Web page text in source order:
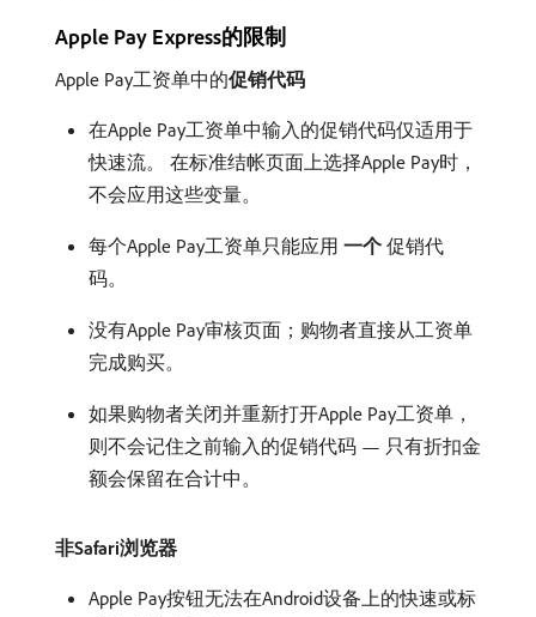
Apple Pay Express的限制
Apple Pay工资单中的​促销代码
在Apple Pay工资单中输入的促销代码仅适用于
快速流。 在标准结帐页面上选择Apple Pay时，
不会应用这些变量。
每个Apple Pay工资单只能应用​ 一个 ​促销代
码。
没有Apple Pay审核页面；购物者直接从工资单
完成购买。
如果购物者关闭并重新打开Apple Pay工资单，
则不会记住之前输入的促销代码 — 只有折扣金
额会保留在合计中。
非Safari浏览器
Apple Pay按钮无法在Android设备上的快速或标